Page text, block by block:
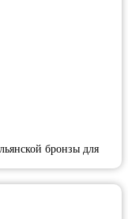
бронзы для